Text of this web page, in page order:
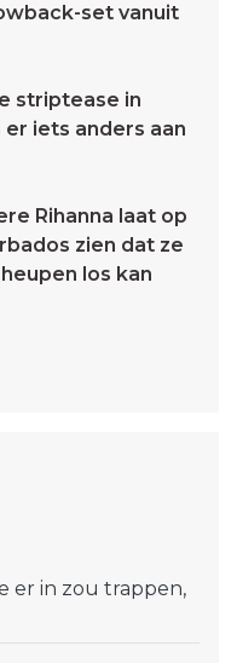
set vanuit
striptease in
er iets anders aan
Rihanna laat op
zien dat ze
los kan
er in zou trappen,